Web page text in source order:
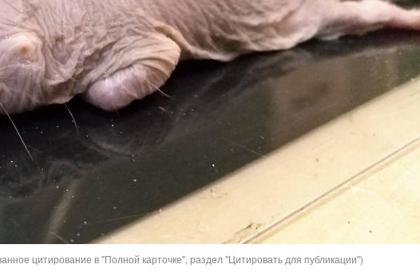
цитирование в "Полной карточке", раздел "Цитировать для публикации")